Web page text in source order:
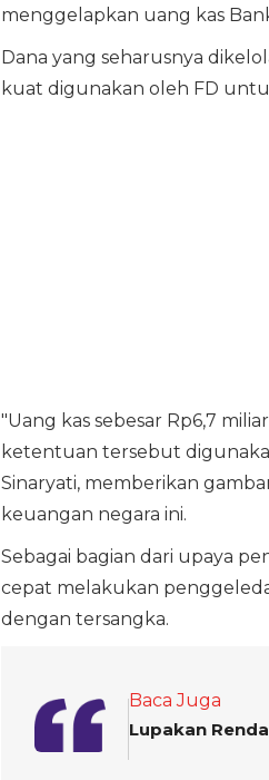
menggelapkan uang kas
Dana yang seharusnya
kuat digunakan oleh FD
"Uang kas sebesar Rp6,7
ketentuan tersebut
Sinaryati, memberikan
keuangan negara ini.
Sebagai bagian dari upaya
cepat melakukan
dengan tersangka.
Baca Juga
Lupakan